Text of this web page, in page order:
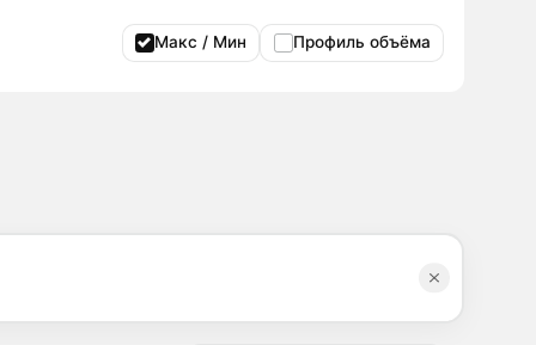
Макс / Мин Профиль объёма